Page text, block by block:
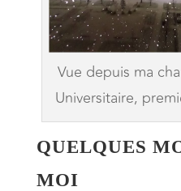
Vue depuis ma
Universitaire,
QUELQUES
MOI